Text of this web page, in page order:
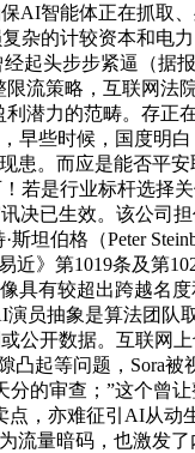
AI智能体正在抓取
杂的计较资本和电
起头步步紧逼（据
流策略，互联网法
潜力的范畴。存正
早些时候，国度明
。而应是能否平
是行业标杆选择
决已生效。该公司
坦伯格（Peter
》第1019条及第
具有较超出跨越名
员抽象是算法团队
开数据。互联网
起等问题，Sora
的审查；”这个曾
，亦难征引AI从
流量暗码，也激发